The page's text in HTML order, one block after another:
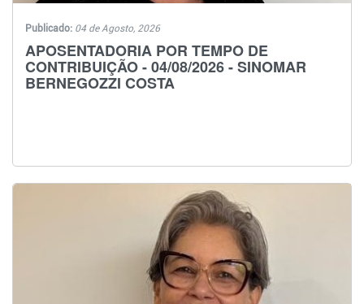
Publicado: 04 de Agosto, 2026
APOSENTADORIA POR TEMPO DE
CONTRIBUIÇÃO - 04/08/2026 - SINOMAR
BERNEGOZZI COSTA